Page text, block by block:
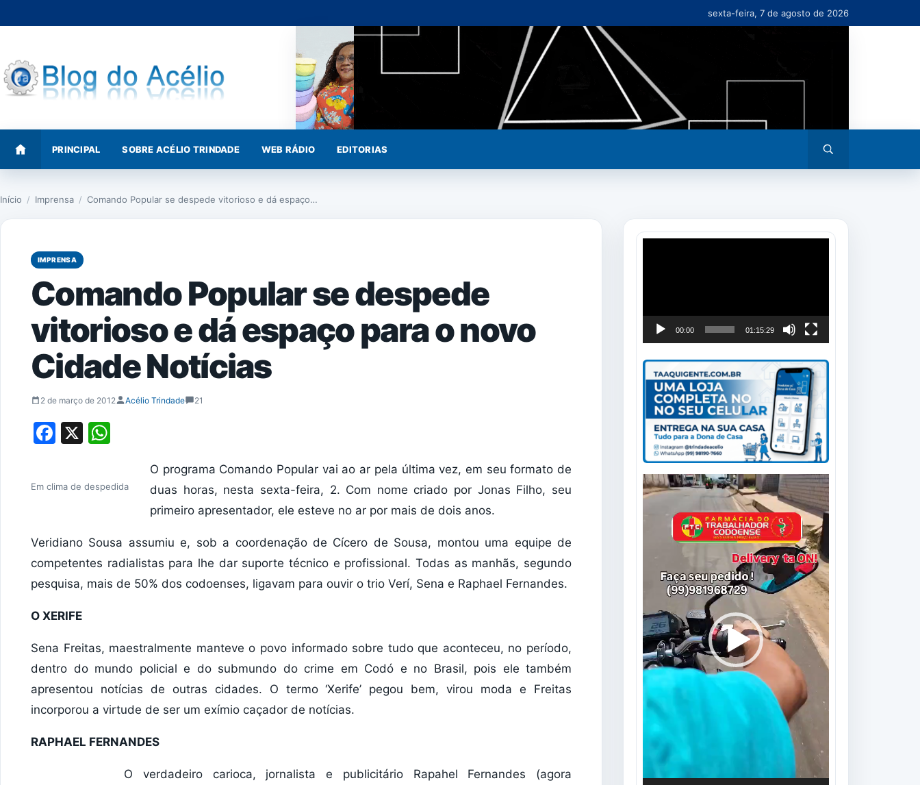
para
conteúdo
sexta-feira, 7 de agosto de 2026
PRINCIPAL SOBRE ACÉLIO TRINDADE WEB RÁDIO EDITORIAS
busca
Início / Imprensa / Comando Popular se despede vitorioso e dá espaço…
IMPRENSA
Comando Popular se despede
vitorioso e dá espaço para o novo
Cidade Notícias
2 de março de 2012 Acélio Trindade 21
Facebook
X
Em clima de despedida
O programa Comando Popular vai ao ar pela última vez, em seu formato de
duas horas, nesta sexta-feira, 2. Com nome criado por Jonas Filho, seu
primeiro apresentador, ele esteve no ar por mais de dois anos.
Veridiano Sousa assumiu e, sob a coordenação de Cícero de Sousa, montou uma equipe de
competentes radialistas para lhe dar suporte técnico e profissional. Todas as manhãs, segundo
pesquisa, mais de 50% dos codoenses, ligavam para ouvir o trio Verí, Sena e Raphael Fernandes.
O XERIFE
Sena Freitas, maestralmente manteve o povo informado sobre tudo que aconteceu, no período,
dentro do mundo policial e do submundo do crime em Codó e no Brasil, pois ele também
apresentou notícias de outras cidades. O termo ‘Xerife’ pegou bem, virou moda e Freitas
incorporou a virtude de ser um exímio caçador de notícias.
RAPHAEL FERNANDES
O verdadeiro carioca, jornalista e publicitário Rapahel Fernandes (agora
00:00 01:15:29
Tocador
de
vídeo